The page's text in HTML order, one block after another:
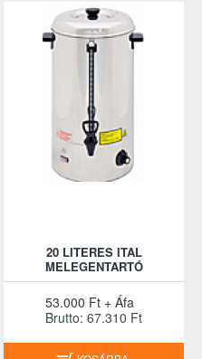
20 LITERES ITAL
MELEGENTARTÓ
53.000 Ft + Áfa
Brutto: 67.310 Ft